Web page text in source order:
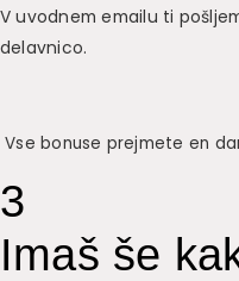
V uvodnem emailu ti
delavnico.
Vse bonuse prejmete en
3
Imaš še